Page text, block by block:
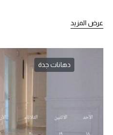
عرض المزيد
دهانات جدة